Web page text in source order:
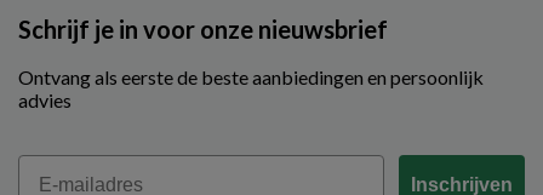
Schrijf je in voor onze nieuwsbrief
Ontvang als eerste de beste aanbiedingen en persoonlijk
advies
Email
Inschrijven